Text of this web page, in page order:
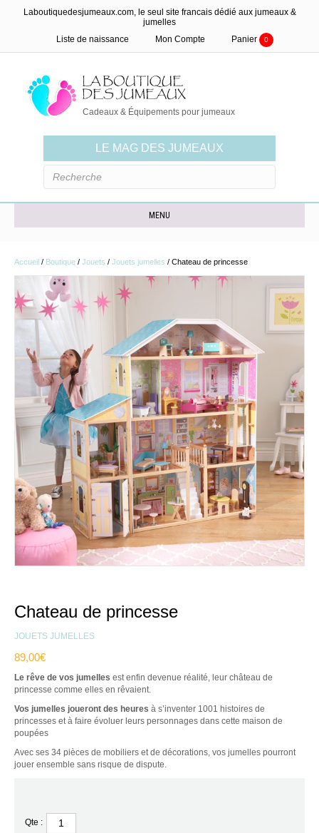
Laboutiquedesjumeaux.com, le seul site francais dédié aux jumeaux &
jumelles
Liste de naissance
Mon Compte Panier 0
Cadeaux & Équipements pour jumeaux
LE MAG DES JUMEAUX
MENU
Accueil / Boutique / Jouets / Jouets jumelles / Chateau de princesse
Chateau de princesse
JOUETS JUMELLES
89,00€
Le rêve de vos jumelles est enfin devenue réalité, leur château de
princesse comme elles en rêvaient.
Vos jumelles joueront des heures à s’inventer 1001 histoires de
princesses et à faire évoluer leurs personnages dans cette maison de
poupées
Avec ses 34 pièces de mobiliers et de décorations, vos jumelles pourront
jouer ensemble sans risque de dispute.
Qte :